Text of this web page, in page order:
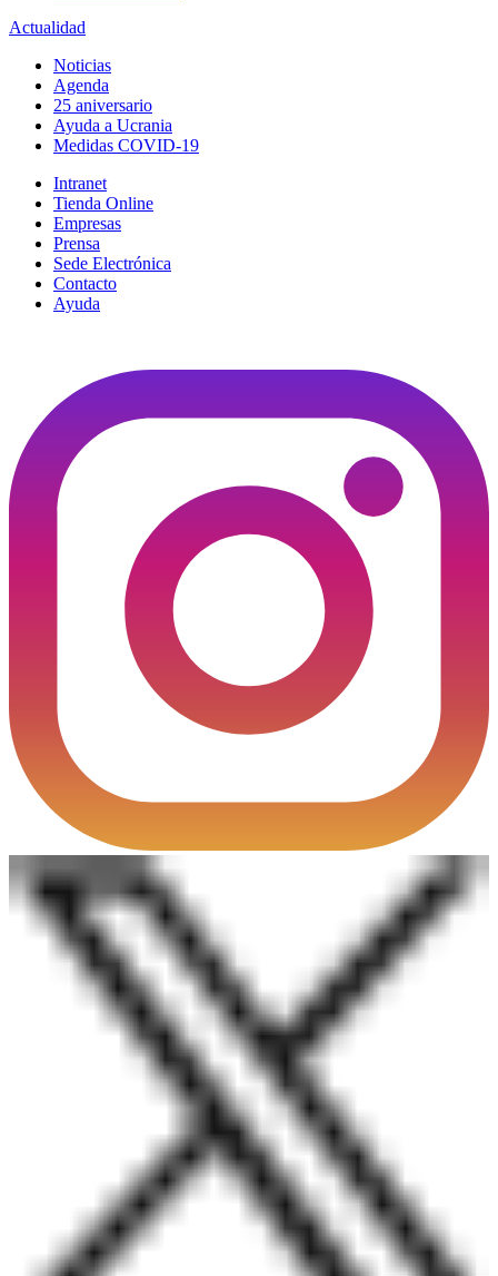
Actualidad
Noticias
Agenda
25 aniversario
Ayuda a Ucrania
Medidas COVID-19
Intranet
Tienda Online
Empresas
Prensa
Sede Electrónica
Contacto
Ayuda